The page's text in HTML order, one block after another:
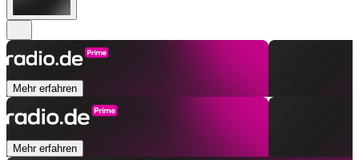
Mehr erfahren
Mehr erfahren